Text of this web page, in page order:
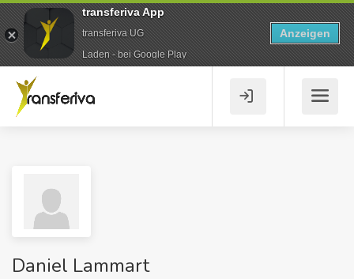
Daniel Lammart
transferiva App
transferiva UG
Laden - bei Google Play
Anzeigen